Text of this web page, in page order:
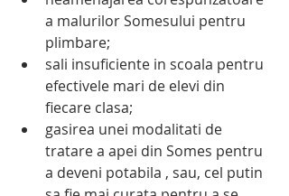
a malurilor Somesului pentru
plimbare;
sali insuficiente in scoala pentru
efectivele mari de elevi din
fiecare clasa;
gasirea unei modalitati de
tratare a apei din Somes pentru
a deveni potabila , sau, cel putin